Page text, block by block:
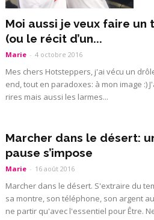
Moi aussi je veux faire un
(ou le récit d’un...
Marie - 4 octobre 2016
Mes chers Hotsteppers, j'ai vécu un
end, tout en paradoxes: à mon image :)
rires mais aussi les larmes...
Marcher dans le désert:
pause s’impose
Marie - 16 août 2016
Marcher dans le désert. S'extraire du
sa montre, son téléphone, son argent
ne partir qu'avec l'essentiel pour Être.